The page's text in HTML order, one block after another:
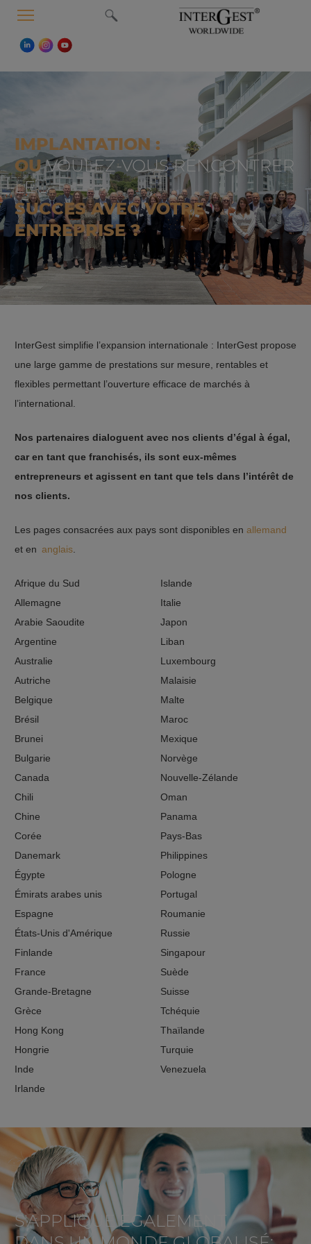
IMPLANTATION :
OUVOULEZ-VOUS RENCONTRER
LE
SUCCES AVEC VOTRE
ENTREPRISE ?
InterGest simplifie l’expansion internationale : InterGest propose
une large gamme de prestations sur mesure, rentables et
flexibles permettant l’ouverture efficace de marchés à
l’international.
Nos partenaires dialoguent avec nos clients d’égal à égal,
car en tant que franchisés, ils sont eux-mêmes
entrepreneurs et agissent en tant que tels dans l’intérêt de
nos clients.
Les pages consacrées aux pays sont disponibles en allemand
et en anglais
Afrique du Sud
Allemagne
Arabie Saoudite
Argentine
Australie
Autriche
Belgique
Brésil
Brunei
Bulgarie
Canada
Chili
Chine
Corée
Danemark
Égypte
Émirats arabes unis
Espagne
États-Unis d'Amérique
Finlande
France
Grande-Bretagne
Grèce
Hong Kong
Hongrie
Inde
Irlande
Islande
Italie
Japon
Liban
Luxembourg
Malaisie
Malte
Maroc
Mexique
Norvège
Nouvelle-Zélande
Oman
Panama
Pays-Bas
Philippines
Pologne
Portugal
Roumanie
Russie
Singapour
Suède
Suisse
Tchéquie
Thaïlande
Turquie
Venezuela
S'APPLIQUE ÉGALEMENT